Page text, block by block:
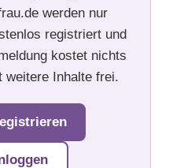
werden nur
registriert und
kostet nichts
weitere Inhalte frei.